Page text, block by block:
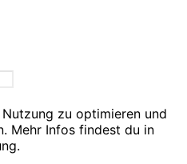
zu optimieren und
Mehr Infos findest du in